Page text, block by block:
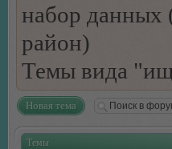
набор данных
район)
Темы вида
Новая тема
Темы